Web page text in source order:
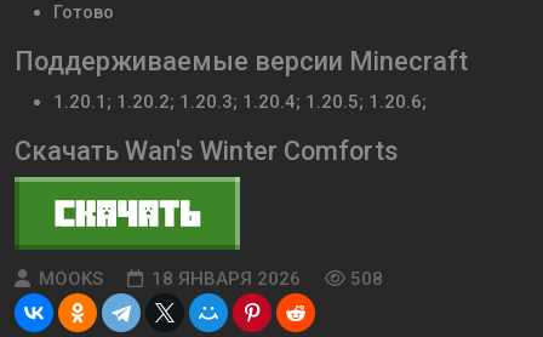
Готово
Поддерживаемые версии Minecraft
1.20.1; 1.20.2; 1.20.3; 1.20.4; 1.20.5; 1.20.6;
Скачать Wan's Winter Comforts
MOOKS 18 ЯНВАРЯ 2026 508